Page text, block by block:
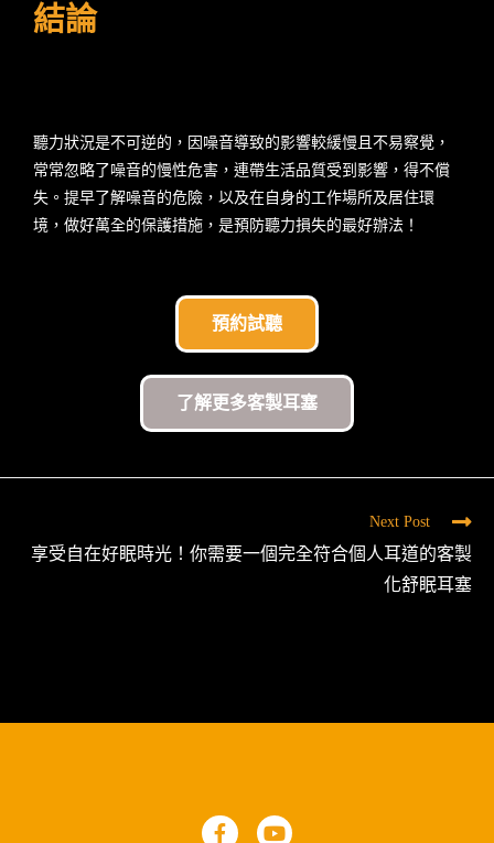
結論
聽力狀況是不可逆的，因噪音導致的影響較緩慢且不易察覺，
常常忽略了噪音的慢性危害，連帶生活品質受到影響，得不償
失。提早了解噪音的危險，以及在自身的工作場所及居住環
境，做好萬全的保護措施，是預防聽力損失的最好辦法！
預約試聽
了解更多客製耳塞
Next Post
享受自在好眠時光！你需要一個完全符合個人耳道的客製
化舒眠耳塞